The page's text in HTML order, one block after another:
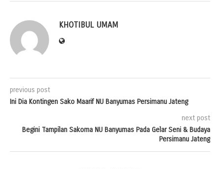
KHOTIBUL UMAM
previous post
Ini Dia Kontingen Sako Maarif NU Banyumas Persimanu Jateng
next post
Begini Tampilan Sakoma NU Banyumas Pada Gelar Seni & Budaya
Persimanu Jateng